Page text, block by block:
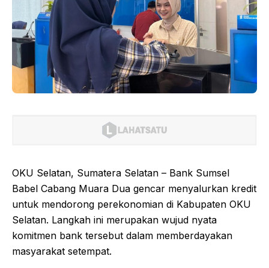
OKU Selatan, Sumatera Selatan – Bank Sumsel
Babel Cabang Muara Dua gencar menyalurkan kredit
untuk mendorong perekonomian di Kabupaten OKU
Selatan. Langkah ini merupakan wujud nyata
komitmen bank tersebut dalam memberdayakan
masyarakat setempat.